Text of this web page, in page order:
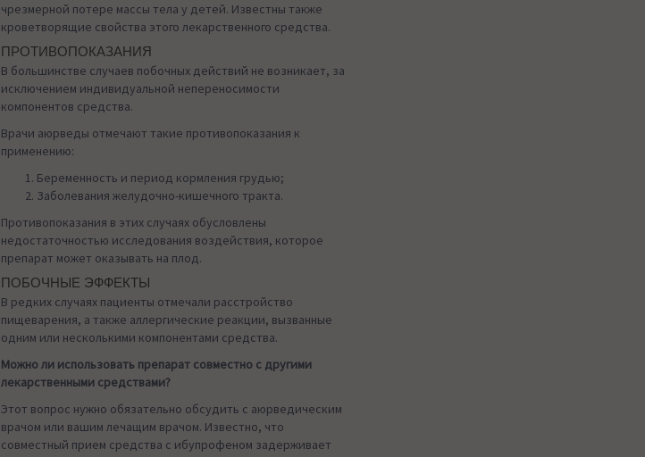
чрезмерной потере массы тела у детей. Известны также
кроветворящие свойства этого лекарственного средства.
ПРОТИВОПОКАЗАНИЯ
В большинстве случаев побочных действий не возникает, за
исключением индивидуальной непереносимости
компонентов средства.
Врачи аюрведы отмечают такие противопоказания к
применению:
Беременность и период кормления грудью;
Заболевания желудочно-кишечного тракта.
Противопоказания в этих случаях обусловлены
недостаточностью исследования воздействия, которое
препарат может оказывать на плод.
ПОБОЧНЫЕ ЭФФЕКТЫ
В редких случаях пациенты отмечали расстройство
пищеварения, а также аллергические реакции, вызванные
одним или несколькими компонентами средства.
Можно ли использовать препарат совместно с другими
лекарственными средствами?
Этот вопрос нужно обязательно обсудить с аюрведическим
врачом или вашим лечащим врачом. Известно, что
совместный прием средства с ибупрофеном задерживает